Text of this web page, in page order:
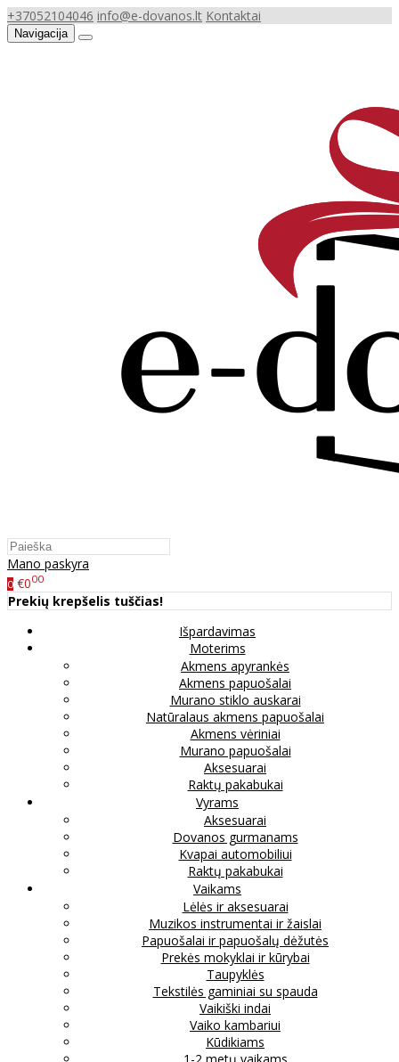
+37052104046 info@e-dovanos.lt Kontaktai
Navigacija
Mano paskyra
0 €000
Prekių krepšelis tuščias!
Išpardavimas
Moterims
Akmens apyrankės
Akmens papuošalai
Murano stiklo auskarai
Natūralaus akmens papuošalai
Akmens vėriniai
Murano papuošalai
Aksesuarai
Raktų pakabukai
Vyrams
Aksesuarai
Dovanos gurmanams
Kvapai automobiliui
Raktų pakabukai
Vaikams
Lėlės ir aksesuarai
Muzikos instrumentai ir žaislai
Papuošalai ir papuošalų dėžutės
Prekės mokyklai ir kūrybai
Taupyklės
Tekstilės gaminiai su spauda
Vaikiški indai
Vaiko kambariui
Kūdikiams
1-2 metų vaikams